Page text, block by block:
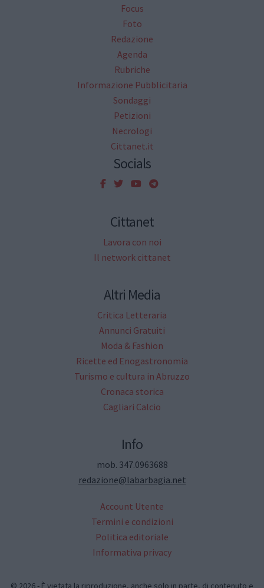
Focus
Foto
Redazione
Agenda
Rubriche
Informazione Pubblicitaria
Sondaggi
Petizioni
Necrologi
Cittanet.it
Socials
Cittanet
Lavora con noi
Il network cittanet
Altri Media
Critica Letteraria
Annunci Gratuiti
Moda & Fashion
Ricette ed Enogastronomia
Turismo e cultura in Abruzzo
Cronaca storica
Cagliari Calcio
Info
mob. 347.0963688
redazione@labarbagia.net
Account Utente
Termini e condizioni
Politica editoriale
Informativa privacy